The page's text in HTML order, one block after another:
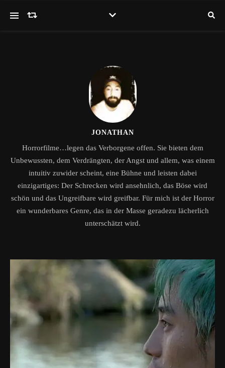
JONATHAN
Horrorfilme…legen das Verborgene offen. Sie bieten dem
Unbewussten, dem Verdrängten, der Angst und allem, was einem
intuitiv zuwider scheint, eine Bühne und leisten dabei
einzigartiges: Der Schrecken wird ansehnlich, das Böse wird
schön und das Ungreifbare wird greifbar. Für mich ist der Horror
ein wunderbares Genre, das in der Masse geradezu lächerlich
unterschätzt wird.